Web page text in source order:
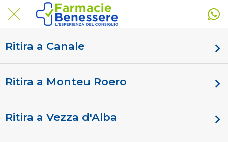
Ritira a Canale
Ritira a Monteu Roero
Ritira a Vezza d'Alba